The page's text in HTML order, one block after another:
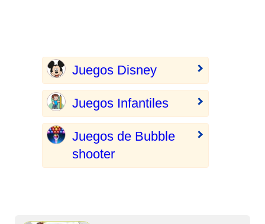
Juegos Disney
Juegos Infantiles
Juegos de Bubble
shooter